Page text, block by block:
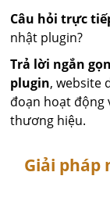
Câu hỏi trực
nhật plugin?
Trả lời ngắn
plugin, website
đoạn hoạt động
thương hiệu.
Giải pháp